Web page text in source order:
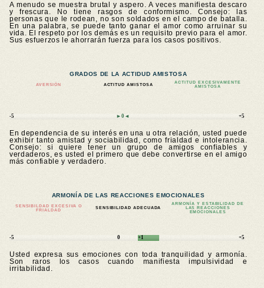
A menudo se muestra brutal y aspero. A veces manifiesta descaro
y frescura. No tiene rasgos de conformismo. Consejo: las
personas que le rodean, no son soldados en el campo de batalla.
En una palabra, se puede tanto ganar el amor como arruinar su
vida. El respeto por los demás es un requisito previo para el amor.
Sus esfuerzos le ahorrarán fuerza para los casos positivos.
GRADOS DE LA ACTIDUD AMISTOSA
AVERSIÓN ACTITUD AMISTOSA
ACTITUD EXCESIVAMENTE
AMISTOSA
-5 ►0◄ +5
En dependencia de su interés en una u otra relación, usted puede
exhibir tanto amistad y sociabilidad, como frialdad e intolerancia.
Consejo: si quiere tener un grupo de amigos confiables y
verdaderos, es usted el primero que debe convertirse en el amigo
más confiable y verdadero.
ARMONÍA DE LAS REACCIONES EMOCIONALES
SENSIBILDAD EXCESIVA O
FRIALDAD
SENSIBILIDAD ADECUADA
ARMONÍA Y ESTABILIDAD DE
LAS REACCIONES
EMOCIONALES
-5 0 +1 +5
Usted expresa sus emociones con toda tranquilidad y armonía.
Son raros los casos cuando manifiesta impulsividad e
irritabilidad.